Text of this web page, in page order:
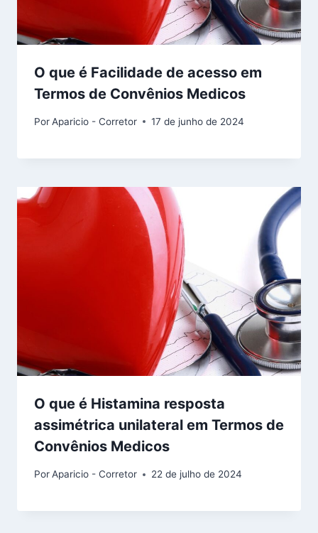
O que é Facilidade de acesso em
Termos de Convênios Medicos
PorAparicio - Corretor 17 de junho de 2024
O que é Histamina resposta
assimétrica unilateral em Termos de
Convênios Medicos
PorAparicio - Corretor 22 de julho de 2024